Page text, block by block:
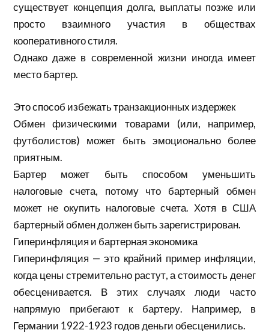
существует концепция долга, выплаты позже или
просто взаимного участия в обществах
кооперативного стиля.
Однако даже в современной жизни иногда имеет
место бартер.
Это способ избежать транзакционных издержек
Обмен физическими товарами (или, например,
футболистов) может быть эмоционально более
приятным.
Бартер может быть способом уменьшить
налоговые счета, потому что бартерный обмен
может не окупить налоговые счета. Хотя в США
бартерный обмен должен быть зарегистрирован.
Гиперинфляция и бартерная экономика
Гиперинфляция — это крайний пример инфляции,
когда цены стремительно растут, а стоимость денег
обесценивается. В этих случаях люди часто
напрямую прибегают к бартеру. Например, в
Германии 1922-1923 годов деньги обесценились.